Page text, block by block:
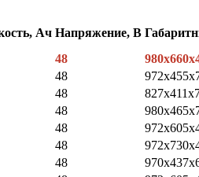
Ач Напряжение, В
48
48
48
48
48
48
48